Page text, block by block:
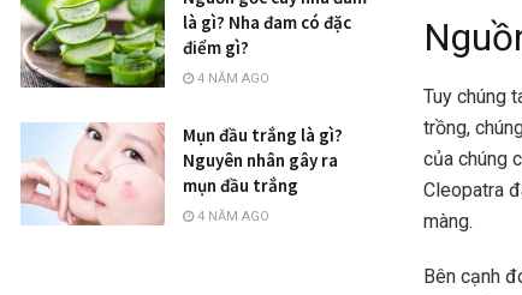
Tuy chúng
trồng,
của chúng
Cleopatra
màng.
Bên cạnh
là gì? Nha đam có đặc
điểm gì?
4 NĂM AGO
Mụn đầu trắng là gì?
Nguyên nhân gây ra
mụn đầu trắng
4 NĂM AGO